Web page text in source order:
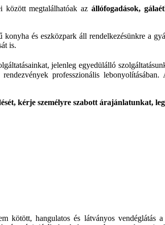
között megtalálhatóak az állófogadások,
konyha és eszközpark áll rendelkezésünkre a
is.
jelenleg egyedülálló
professzionális
kérje személyre szabott árajánlatunkat,
kötött, hangulatos és látványos